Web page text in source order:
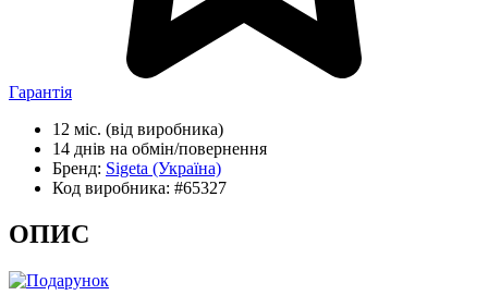
Гарантія
12 міс. (від виробника)
14 днів на обмін/повернення
Бренд: Sigeta (Україна)
Код виробника: #65327
ОПИС